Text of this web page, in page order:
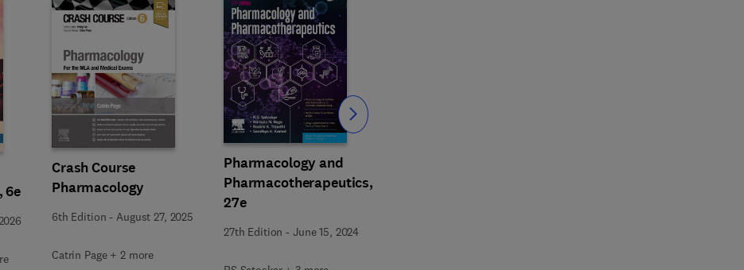
6e
Crash Course
Pharmacology
6th Edition -August 27, 2025
Catrin Page + 2 more
Pharmacology and
Pharmacotherapeutics,
27e
27th Edition - June 15, 2024
Slide